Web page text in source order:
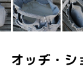
オッヂ・